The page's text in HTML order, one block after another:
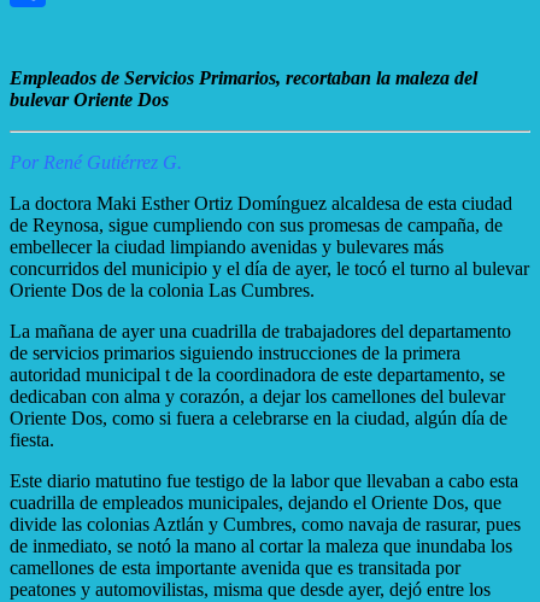
Empleados de Servicios Primarios, recortaban la maleza del
bulevar Oriente Dos
Por René Gutiérrez G.
La doctora Maki Esther Ortiz Domínguez alcaldesa de esta ciudad
de Reynosa, sigue cumpliendo con sus promesas de campaña, de
embellecer la ciudad limpiando avenidas y bulevares más
concurridos del municipio y el día de ayer, le tocó el turno al bulevar
Oriente Dos de la colonia Las Cumbres.
La mañana de ayer una cuadrilla de trabajadores del departamento
de servicios primarios siguiendo instrucciones de la primera
autoridad municipal t de la coordinadora de este departamento, se
dedicaban con alma y corazón, a dejar los camellones del bulevar
Oriente Dos, como si fuera a celebrarse en la ciudad, algún día de
fiesta.
Este diario matutino fue testigo de la labor que llevaban a cabo esta
cuadrilla de empleados municipales, dejando el Oriente Dos, que
divide las colonias Aztlán y Cumbres, como navaja de rasurar, pues
de inmediato, se notó la mano al cortar la maleza que inundaba los
camellones de esta importante avenida que es transitada por
peatones y automovilistas, misma que desde ayer, dejó entre los